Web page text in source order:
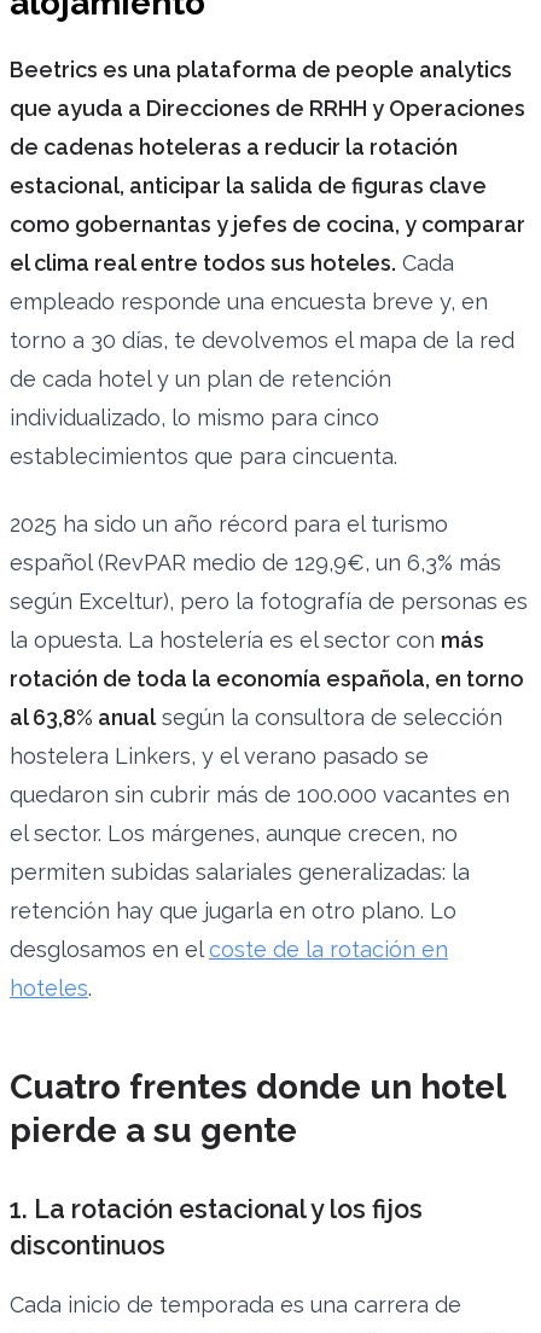
Beetrics es una plataforma de people analytics
que ayuda a Direcciones de RRHH y Operaciones
de cadenas hoteleras a reducir la rotación
estacional, anticipar la salida de figuras clave
como gobernantas y jefes de cocina, y comparar
el clima real entre todos sus hoteles. Cada
empleado responde una encuesta breve y, en
torno a 30 días, te devolvemos el mapa de la red
de cada hotel y un plan de retención
individualizado, lo mismo para cinco
establecimientos que para cincuenta.
2025 ha sido un año récord para el turismo
español (RevPAR medio de 129,9€, un 6,3% más
según Exceltur), pero la fotografía de personas es
la opuesta. La hostelería es el sector con más
rotación de toda la economía española, en torno
al 63,8% anualsegún la consultora de selección
hostelera Linkers, y el verano pasado se
quedaron sin cubrir más de 100.000 vacantes en
el sector. Los márgenes, aunque crecen, no
permiten subidas salariales generalizadas: la
retención hay que jugarla en otro plano. Lo
desglosamos en elcoste de la rotación en
hoteles.
Cuatro frentes donde un hotel
pierde a su gente
1. La rotación estacional y los fijos
discontinuos
Cada inicio de temporada es una carrera de